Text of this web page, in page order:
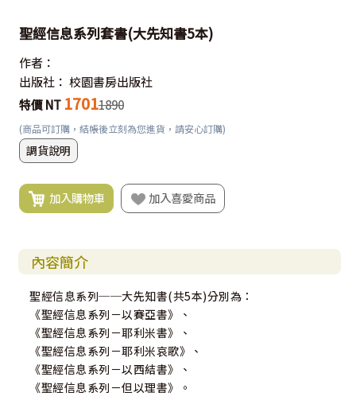
聖經信息系列套書(大先知書5本)
作者：
出版社： 校園書房出版社
特價 NT 17011890
(商品可訂購，結帳後立刻為您進貨，請安心訂購)
調貨說明
加入購物車 加入喜愛商品
內容簡介
聖經信息系列──大先知書(共5本)分別為：
《聖經信息系列－以賽亞書》、
《聖經信息系列－耶利米書》、
《聖經信息系列－耶利米哀歌》、
《聖經信息系列－以西結書》、
《聖經信息系列－但以理書》。